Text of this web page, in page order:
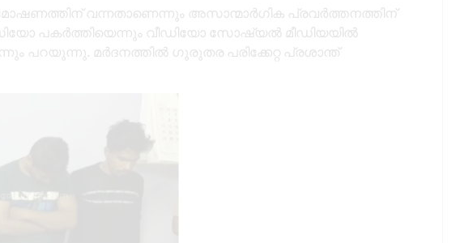
മോഷണത്തിന് വന്നതാണെന്നും അസാന്മാർഗിക പ്രവർത്തനത്തിന്
പകർത്തിയെന്നും വീഡിയോ സോഷ്യൽ മീഡിയയിൽ
പറയുന്നു. മർദനത്തിൽ ഗുരുതര പരിക്കേറ്റ പ്രശാന്ത്